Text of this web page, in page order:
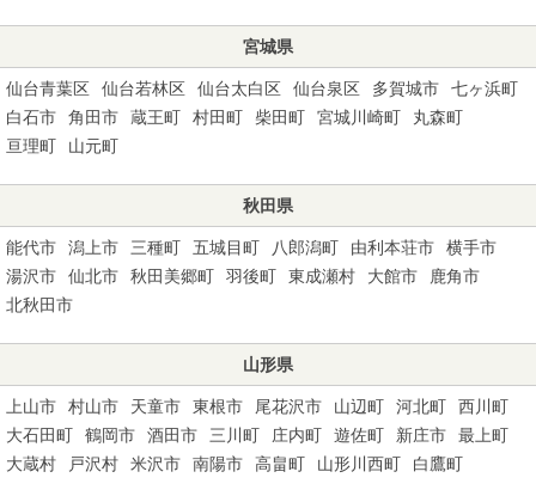
宮城県
仙台青葉区 仙台若林区 仙台太白区 仙台泉区 多賀城市
七ヶ浜町
白石市
角田市 蔵王町 村田町 柴田町 宮城川崎町
丸森町
亘理町
山元町
秋田県
能代市 潟上市 三種町 五城目町 八郎潟町 由利本荘市
横手市
湯沢市
仙北市 秋田美郷町 羽後町 東成瀬村 大館市
鹿角市
北秋田市
山形県
上山市 村山市 天童市 東根市 尾花沢市 山辺町 河北町
西川町
大石田町
鶴岡市 酒田市 三川町 庄内町 遊佐町 新庄市
最上町
大蔵村
戸沢村 米沢市 南陽市 高畠町 山形川西町 白鷹町